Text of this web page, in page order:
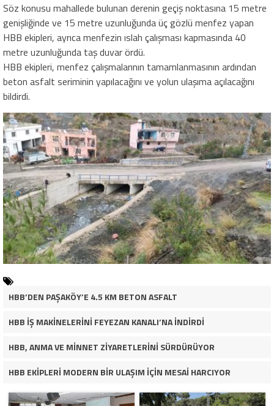
Söz konusu mahallede bulunan derenin geçiş noktasına 15 metre
genişliğinde ve 15 metre uzunluğunda üç gözlü menfez yapan
HBB ekipleri, ayrıca menfezin ıslah çalışması kapmasında 40
metre uzunluğunda taş duvar ördü.
HBB ekipleri, menfez çalışmalarının tamamlanmasının ardından
beton asfalt seriminin yapılacağını ve yolun ulaşıma açılacağını
bildirdi.
HBB’DEN PAŞAKÖY’E 4.5 KM BETON ASFALT
HBB İŞ MAKİNELERİNİ FEYEZAN KANALI’NA İNDİRDİ
HBB, ANMA VE MİNNET ZİYARETLERİNİ SÜRDÜRÜYOR
HBB EKİPLERİ MODERN BİR ULAŞIM İÇİN MESAİ HARCIYOR